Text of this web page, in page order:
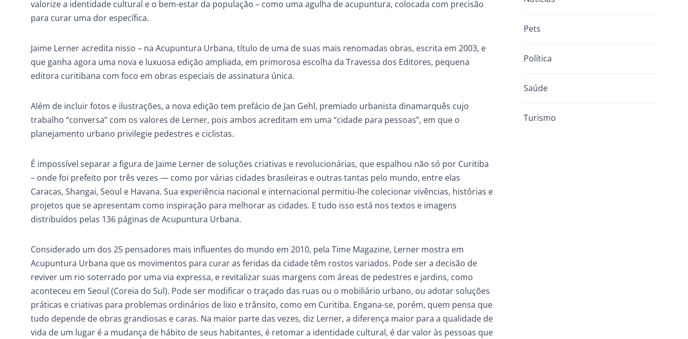
valorize a identidade cultural e o bem-estar da população – como uma agulha de acupuntura, colocada com precisão
para curar uma dor específica.
Jaime Lerner acredita nisso – na Acupuntura Urbana, título de uma de suas mais renomadas obras, escrita em 2003, e
que ganha agora uma nova e luxuosa edição ampliada, em primorosa escolha da Travessa dos Editores, pequena
editora curitibana com foco em obras especiais de assinatura única.
Além de incluir fotos e ilustrações, a nova edição tem prefácio de Jan Gehl, premiado urbanista dinamarquês cujo
trabalho “conversa” com os valores de Lerner, pois ambos acreditam em uma “cidade para pessoas”, em que o
planejamento urbano privilegie pedestres e ciclistas.
É impossível separar a figura de Jaime Lerner de soluções criativas e revolucionárias, que espalhou não só por Curitiba
– onde foi prefeito por três vezes — como por várias cidades brasileiras e outras tantas pelo mundo, entre elas
Caracas, Shangai, Seoul e Havana. Sua experiência nacional e internacional permitiu-lhe colecionar vivências, histórias e
projetos que se apresentam como inspiração para melhorar as cidades. E tudo isso está nos textos e imagens
distribuídos pelas 136 páginas de Acupuntura Urbana.
Considerado um dos 25 pensadores mais influentes do mundo em 2010, pela Time Magazine, Lerner mostra em
Acupuntura Urbana que os movimentos para curar as feridas da cidade têm rostos variados. Pode ser a decisão de
reviver um rio soterrado por uma via expressa, e revitalizar suas margens com áreas de pedestres e jardins, como
aconteceu em Seoul (Coreia do Sul). Pode ser modificar o traçado das ruas ou o mobiliário urbano, ou adotar soluções
práticas e criativas para problemas ordinários de lixo e trânsito, como em Curitiba. Engana-se, porém, quem pensa que
tudo depende de obras grandiosas e caras. Na maior parte das vezes, diz Lerner, a diferença maior para a qualidade de
vida de um lugar é a mudança de hábito de seus habitantes, é retomar a identidade cultural, é dar valor às pessoas que
Pets
Política
Saúde
Turismo